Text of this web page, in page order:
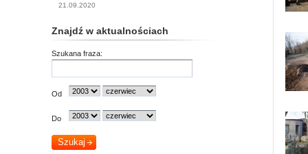
21.09.2020
Znajdź w aktualnościach
Szukana fraza:
Od
Do